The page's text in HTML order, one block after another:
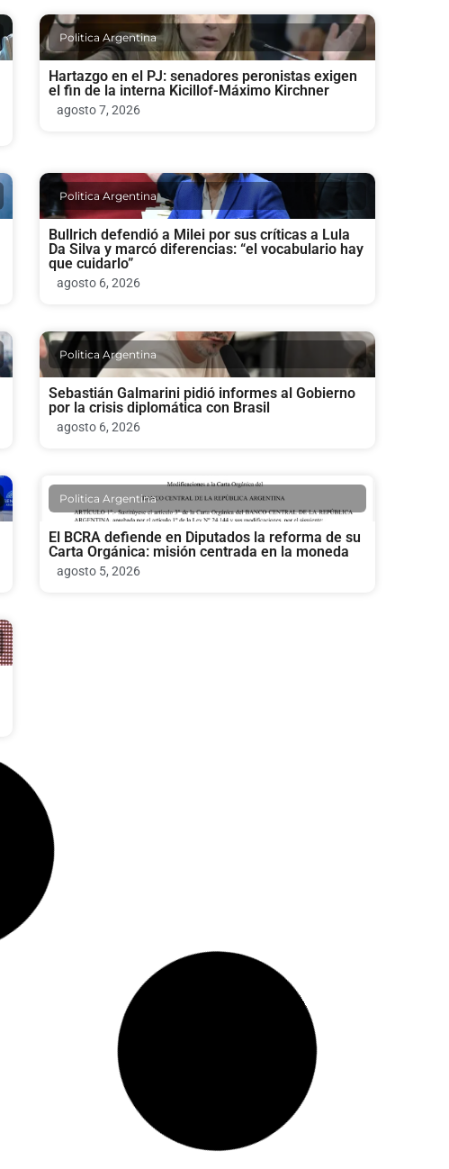
Politica Argentina
Hartazgo en el PJ: senadores peronistas exigen
el fin de la interna Kicillof-Máximo Kirchner
agosto 7, 2026
Politica Argentina
Bullrich defendió a Milei por sus críticas a Lula
Da Silva y marcó diferencias: “el vocabulario hay
que cuidarlo”
agosto 6, 2026
Politica Argentina
Sebastián Galmarini pidió informes al Gobierno
por la crisis diplomática con Brasil
agosto 6, 2026
Politica Argentina
El BCRA defiende en Diputados la reforma de su
Carta Orgánica: misión centrada en la moneda
agosto 5, 2026
García Cuerva: el mensaje del Papa León XIV en
Argentina será “una caricia al alma”
Javier Milei inicia una nueva gira regional:
Ecuador y Colombia en el centro de su agenda
agosto 5, 2026
Politica Argentina
Ley de Tierras: el Gobierno retoma la Mesa
Política con foco en el Senado